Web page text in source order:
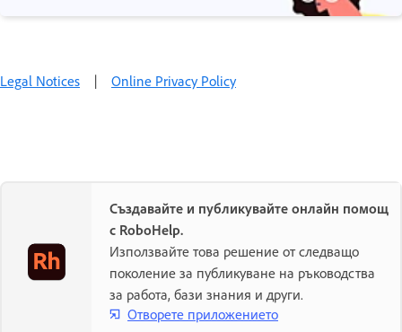
Legal Notices | Online Privacy Policy
Създавайте и публикувайте онлайн помощ
с RoboHelp.
Използвайте това решение от следващо
поколение за публикуване на ръководства
за работа, бази знания и други.
Отворете приложението